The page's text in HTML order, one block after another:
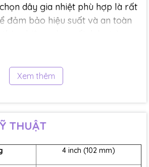
dây gia nhiệt phù hợp là rất
đảm bảo hiệu suất và an toàn
đóng băng
có thể làm hỏng hoặc phá
đồ đạc bên trong. Ống, van,
và vỏ là những ví dụ về các vật
mặt linh hoạt BriskHeat bao
Xem thêm
THUẬT
4 inch (102 mm)